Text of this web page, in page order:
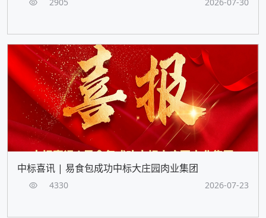
中标喜讯 | 易食包成功中标大庄园肉业集团
4330 2026-07-23